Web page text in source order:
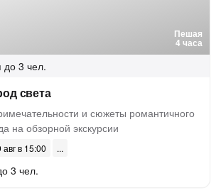
Пешая
4 часа
до 3 чел.
света
и сюжеты романтичного
на обзорной экскурсии
авг в 15:00
3 чел.